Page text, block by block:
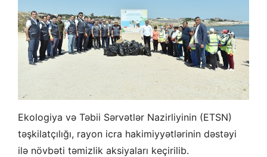
Ekologiya və Təbii Sərvətlər Nazirliyinin (ETSN)
təşkilatçılığı, rayon icra hakimiyyətlərinin dəstəyi
ilə növbəti təmizlik aksiyaları keçirilib.